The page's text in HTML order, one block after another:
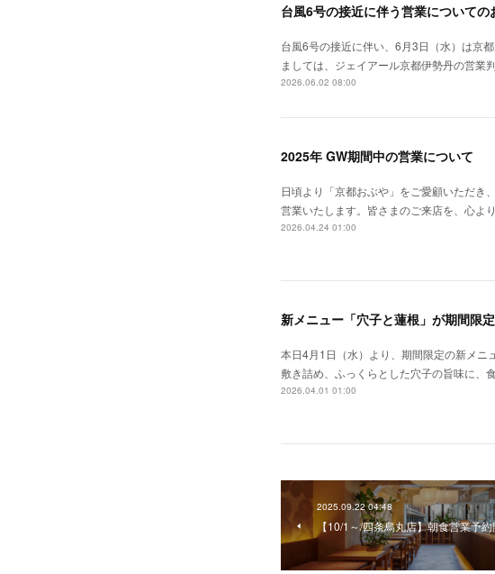
台風6号の接近に伴う営業についての
台風6号の接近に伴い、6月3日（水）は京
ましては、ジェイアール京都伊勢丹の営
2026.06.02 08:00
2025年 GW期間中の営業について
日頃より「京都おぶや」をご愛顧いただき
営業いたします。皆さまのご来店を、心よ
2026.04.24 01:00
新メニュー「穴子と蓮根」が期間限
本日4月1日（水）より、期間限定の新メニ
敷き詰め、ふっくらとした穴子の旨味に、
2026.04.01 01:00
2025.09.22 04:48
【10/1～/四条烏丸店】朝食営業予